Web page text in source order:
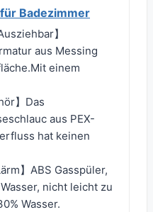
Badezimmer
】
aus Messing
einem
】Das
aus PEX-
hat keinen
】ABS Gasspüler,
nicht leicht zu
Wasser.